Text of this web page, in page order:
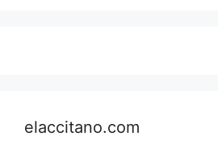
elaccitano.com